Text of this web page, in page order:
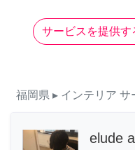
サービスを提供す
福岡県 ▸ インテリア サ
elude